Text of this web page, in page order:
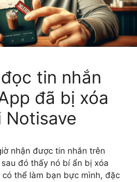
tin nhắn
đã bị xóa
Notisave
nhận được tin nhắn trên
đó thấy nó bí ẩn bị xóa
có thể làm bạn bực mình, đặc